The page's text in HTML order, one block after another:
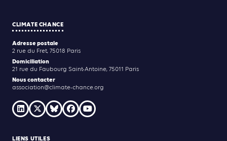
CLIMATE CHANCE
Adresse postale
2 rue du Fret, 75018 Paris
Domiciliation
21 rue du Faubourg Saint-Antoine, 75011 Paris
Nous contacter
association@climate-chance.org
LIENS UTILES